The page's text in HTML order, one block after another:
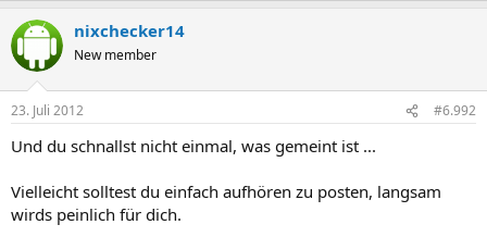
nixchecker14
New member
23. Juli 2012 #6.992
Und du schnallst nicht einmal, was gemeint ist ...
Vielleicht solltest du einfach aufhören zu posten, langsam
wirds peinlich für dich.